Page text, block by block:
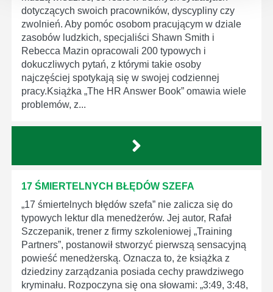
dotyczących swoich pracowników, dyscypliny czy
zwolnień. Aby pomóc osobom pracującym w dziale
zasobów ludzkich, specjaliści Shawn Smith i
Rebecca Mazin opracowali 200 typowych i
dokuczliwych pytań, z którymi takie osoby
najczęściej spotykają się w swojej codziennej
pracy.Książka „The HR Answer Book” omawia wiele
problemów, z...
17 ŚMIERTELNYCH BŁĘDÓW SZEFA
„17 śmiertelnych błędów szefa” nie zalicza się do
typowych lektur dla menedżerów. Jej autor, Rafał
Szczepanik, trener z firmy szkoleniowej „Training
Partners”, postanowił stworzyć pierwszą sensacyjną
powieść menedżerską. Oznacza to, że książka z
dziedziny zarządzania posiada cechy prawdziwego
kryminału. Rozpoczyna się ona słowami: „3:49, 3:48,